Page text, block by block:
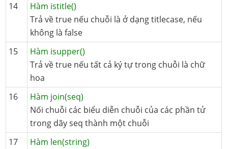
14
Hàm istitle()
Trả về true nếu chuỗi là ở dạng titlecase, nếu
không là false
15
Hàm isupper()
Trả về true nếu tất cả ký tự trong chuỗi là chữ
hoa
16
Hàm join(seq)
Nối chuỗi các biểu diễn chuỗi của các phần tử
trong dãy seq thành một chuỗi
17
Hàm len(string)